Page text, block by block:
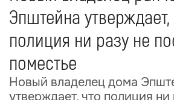
Эпштейна утверждает,
полиция ни разу не
поместье
Новый владелец дома
утверждает, что полиция ни